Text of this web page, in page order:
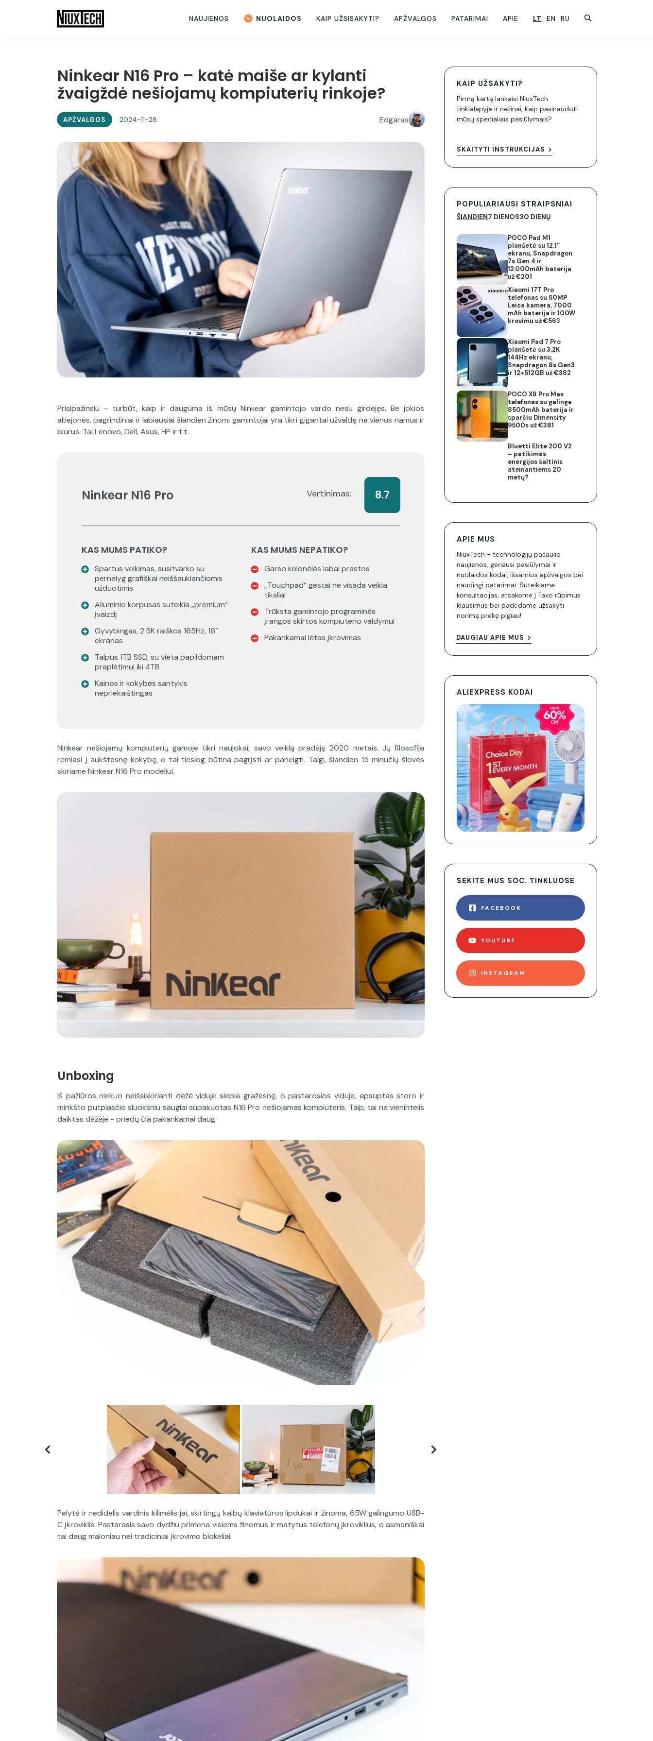
NAUJIENOS NUOLAIDOS KAIP UŽSISAKYTI? APŽVALGOS PATARIMAI APIE LT EN RU
Ninkear N16 Pro – katė maiše ar kylanti
žvaigždė nešiojamų kompiuterių rinkoje?
APŽVALGOS 2024-11-28 Edgaras
Prisipažinsiu - turbūt, kaip ir dauguma iš mūsų Ninkear gamintojo vardo nesu girdėjęs. Be jokios
abejonės, pagrindiniai ir labiausiai šiandien žinomi gamintojai yra tikri gigantai užvaldę ne vienus namus ir
biurus. Tai Lenovo, Dell, Asus, HP ir t.t.
Ninkear N16 Pro Vertinimas: 8.7
KAS MUMS PATIKO?
Spartus veikimas, susitvarko su
pernelyg grafiškai neiššaukiančiomis
užduotimis
Aliuminio korpusas suteikia „premium“
įvaizdį
Gyvybingas, 2.5K raiškos 165Hz, 16”
ekranas
Talpus 1TB SSD, su vieta papildomam
praplėtimui iki 4TB
Kainos ir kokybės santykis
nepriekaištingas
KAS MUMS NEPATIKO?
Garso kolonėlės labai prastos
„Touchpad“ gestai ne visada veikia
tiksliai
Trūksta gamintojo programinės
įrangos skirtos kompiuterio valdymui
Pakankamai lėtas įkrovimas
Ninkear nešiojamų kompiuterių gamoje tikri naujokai, savo veiklą pradėję 2020 metais. Jų filosofija
remiasi į aukštesnę kokybę, o tai tiesiog būtina pagrįsti ar paneigti. Taigi, šiandien 15 minučių šlovės
skiriame Ninkear N16 Pro modeliui.
Unboxing
Iš pažiūros niekuo neišsiskirianti dėžė viduje slepia gražesnę, o pastarosios viduje, apsuptas storo ir
minkšto putplasčio sluoksniu saugiai supakuotas N16 Pro nešiojamas kompiuteris. Taip, tai ne vienintelis
daiktas dėžėje - priedų čia pakankamai daug.
Pelytė ir nedidelis vardinis kilimėlis jai, skirtingų kalbų klaviatūros lipdukai ir žinoma, 65W galingumo USB-
C įkroviklis. Pastarasis savo dydžiu primena visiems žinomus ir matytus telefonų įkroviklius, o asmeniškai
tai daug maloniau nei tradiciniai įkrovimo blokeliai.
KAIP UŽSAKYTI?
Pirmą kartą lankaisi NiuxTech
tinklalapyje ir nežinai, kaip pasinaudoti
mūsų specialiais pasiūlymais?
SKAITYTI INSTRUKCIJAS
POPULIARIAUSI STRAIPSNIAI
ŠIANDIEN7 DIENOS30 DIENŲ
POCO Pad M1
planšetė su 12.1″
ekranu, Snapdragon
7s Gen 4 ir
12.000mAh baterija
už €201
Xiaomi 17T Pro
telefonas su 50MP
Leica kamera, 7000
mAh baterija ir 100W
krovimu už €563
Xiaomi Pad 7 Pro
planšetė su 3.2K
144Hz ekranu,
Snapdragon 8s Gen3
ir 12+512GB už €382
POCO X8 Pro Max
telefonas su galinga
8500mAh baterija ir
sparčiu Dimensity
9500s už €381
Bluetti Elite 200 V2
– patikimas
energijos šaltinis
ateinantiems 20
metų?
APIE MUS
NiuxTech - technologijų pasaulio
naujienos, geriausi pasiūlymai ir
nuolaidos kodai, išsamios apžvalgos bei
naudingi patarimai. Suteikiame
konsultacijas, atsakome į Tavo rūpimus
klausimus bei padedame užsakyti
norimą prekę pigiau!
DAUGIAU APIE MUS
ALIEXPRESS KODAI
SEKITE MUS SOC. TINKLUOSE
FACEBOOK
YOUTUBE
INSTAGRAM